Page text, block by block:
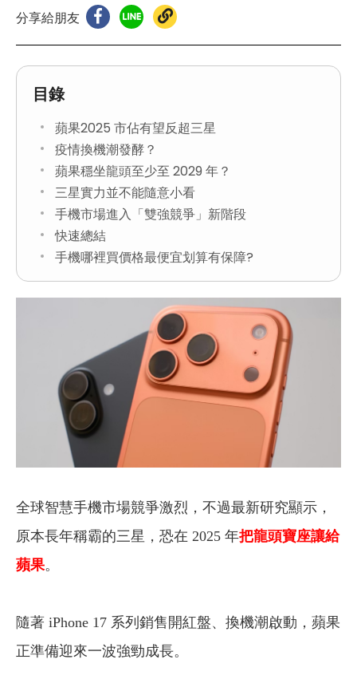
分享給朋友
目錄
蘋果2025 市佔有望反超三星
疫情換機潮發酵？
蘋果穩坐龍頭至少至 2029 年？
三星實力並不能隨意小看
手機市場進入「雙強競爭」新階段
快速總結
手機哪裡買價格最便宜划算有保障?
全球智慧手機市場競爭激烈，不過最新研究顯示，
原本長年稱霸的三星，恐在 2025 年把龍頭寶座讓給
蘋果。
隨著 iPhone 17 系列銷售開紅盤、換機潮啟動，蘋果
正準備迎來一波強勁成長。